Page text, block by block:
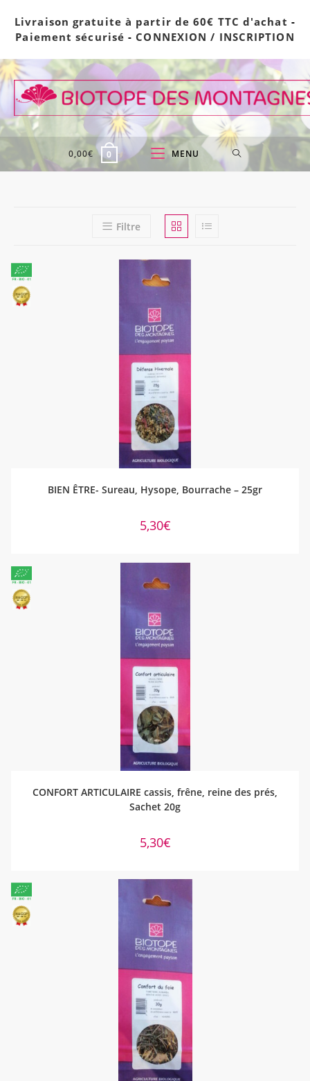
content
Livraison gratuite à partir de 60€ TTC d'achat -
Paiement sécurisé - CONNEXION / INSCRIPTION
0,00€ 0 MENU
Filtre
BIEN ÊTRE- Sureau, Hysope, Bourrache – 25gr
5,30€
CONFORT ARTICULAIRE cassis, frêne, reine des prés,
Sachet 20g
5,30€